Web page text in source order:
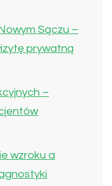
Sączu –
prywatną
–
wzroku a